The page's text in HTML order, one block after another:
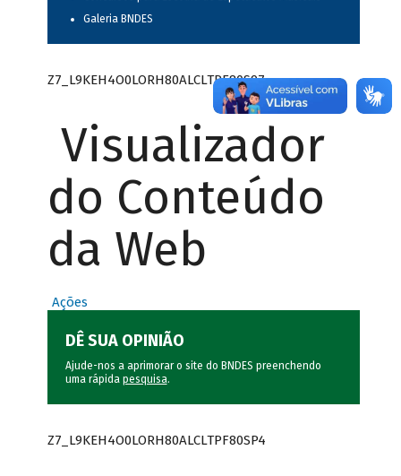
Galeria BNDES
Z7_L9KEH4O0LORH80ALCLTPF80S97
Visualizador
do Conteúdo
da Web
Ações
DÊ SUA OPINIÃO
Ajude-nos a aprimorar o site do BNDES preenchendo
uma rápida pesquisa.
Z7_L9KEH4O0LORH80ALCLTPF80SP4